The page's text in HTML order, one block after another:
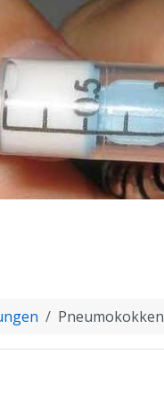
Pneumokokken